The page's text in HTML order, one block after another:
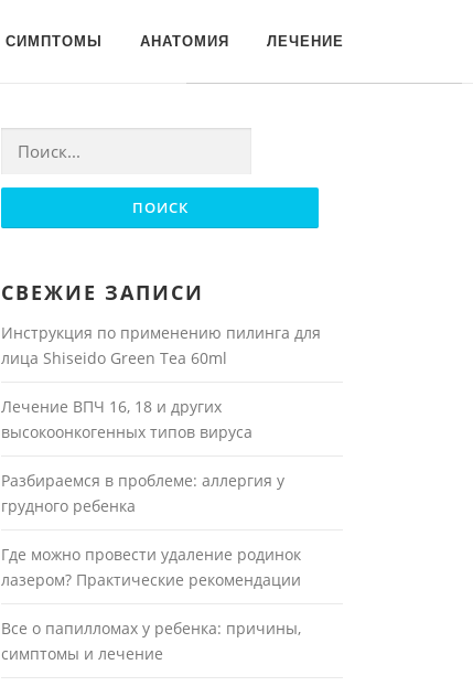
СИМПТОМЫ АНАТОМИЯ ЛЕЧЕНИЕ
Найти:
СВЕЖИЕ ЗАПИСИ
Инструкция по применению пилинга для
лица Shiseido Green Tea 60ml
Лечение ВПЧ 16, 18 и других
высокоонкогенных типов вируса
Разбираемся в проблеме: аллергия у
грудного ребенка
Где можно провести удаление родинок
лазером? Практические рекомендации
Все о папилломах у ребенка: причины,
симптомы и лечение
Для любых предложений по